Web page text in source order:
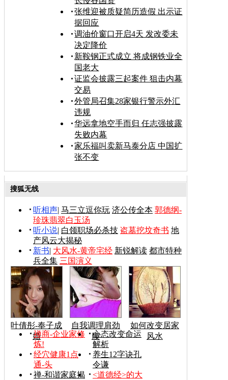
张维迎被质疑简历造假 出示证
据回应
调油价窗口开启4天 发改委未
决定降价
新鞍钢正式成立 将成钢铁业全
国老大
证监会披露三起案件 狙击内幕
交易
外管局召集28家银行警示外汇
违规
华远拿地空手而归 任志强披露
失败内幕
家乐福叫卖新马泰分店 中国扩
张不变
搜狐无线
听相声| 马三立逗你玩 济公传全本 郭德纲-
珍珠翡翠白玉汤
听小说| 白领职场必杀技 盗墓挖坟奇书 地
产风云大揭秘
新书| 大风水-黄帝宅经 新锐解读 都市特种
兵全集 三国演义
叶倩彤-奉子成
婚
自我调理肩劲
腰
如何改变居家
风水
禅商-企业家修
炼!
心态改变命运
解析
经穴健康1点
通-头
养生12字诀孔
令谦
禅-和谐家庭揭
<道德经>的大